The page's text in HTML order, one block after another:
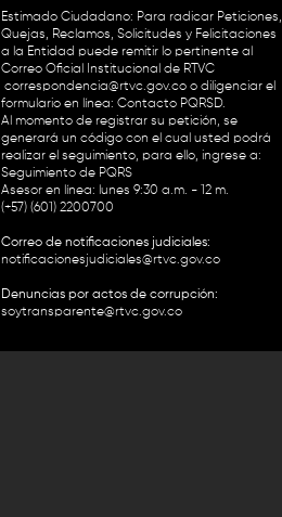
Estimado Ciudadano: Para radicar Peticiones,
Quejas, Reclamos, Solicitudes y Felicitaciones
a la Entidad puede remitir lo pertinente al
Correo Oficial Institucional de RTVC
correspondencia@rtvc.gov.co o diligenciar el
formulario en línea: Contacto PQRSD.
Al momento de registrar su petición, se
generará un código con el cual usted podrá
realizar el seguimiento, para ello, ingrese a:
Seguimiento de PQRS
Asesor en línea: lunes 9:30 a.m. - 12 m.
(+57) (601) 2200700
Correo de notificaciones judiciales:
notificacionesjudiciales@rtvc.gov.co
Denuncias por actos de corrupción:
soytransparente@rtvc.gov.co